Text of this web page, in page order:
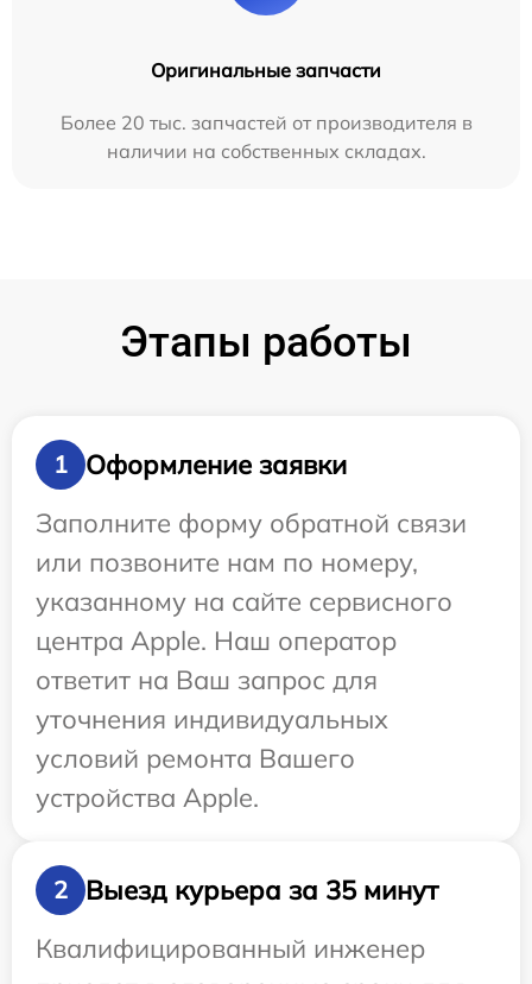
Оригинальные запчасти
Более 20 тыс. запчастей от производителя в
наличии на собственных складах.
Этапы работы
1
Оформление заявки
Заполните форму обратной связи
или позвоните нам по номеру,
указанному на сайте сервисного
центра Apple. Наш оператор
ответит на Ваш запрос для
уточнения индивидуальных
условий ремонта Вашего
устройства Apple.
2
Выезд курьера за 35 минут
Квалифицированный инженер